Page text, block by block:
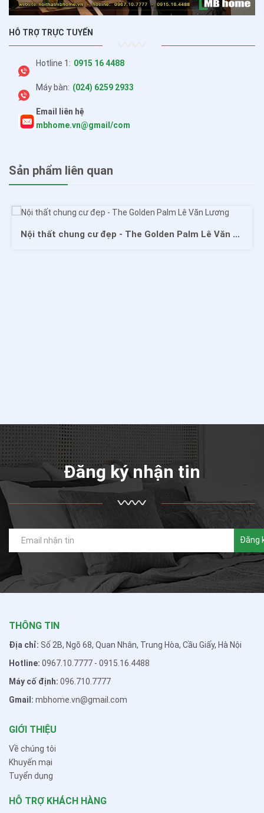
HỖ TRỢ TRỰC TUYẾN
Hotline 1: 0915 16 4488
Máy bàn: (024) 6259 2933
Email liên hệ
mbhome.vn@gmail/com
Sản phẩm liên quan
Nội thất chung cư đẹp - The Golden Palm Lê Văn Lương
Đăng ký nhận tin
Đăng
THÔNG TIN
Địa chỉ: Số 2B, Ngõ 68, Quan Nhân, Trung Hòa, Cầu Giấy, Hà Nội
Hotline: 0967.10.7777 - 0915.16.4488
Máy cố định: 096.710.7777
Gmail: mbhome.vn@gmail.com
GIỚI THIỆU
Về chúng tôi
Khuyến mại
Tuyển dụng
HỖ TRỢ KHÁCH HÀNG